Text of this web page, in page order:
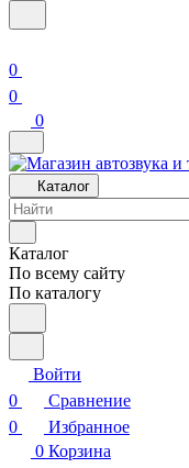
0
0
0
Каталог
Каталог
По всему сайту
По каталогу
Войти
0
Сравнение
0
Избранное
0 Корзина